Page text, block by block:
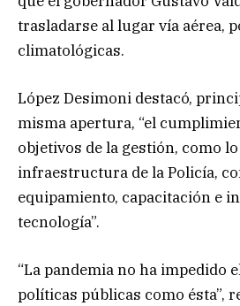
trasladarse al lugar vía aérea,
climatológicas.
López Desimoni destacó,
misma apertura, “el
objetivos de la gestión, como
infraestructura de la Policía,
equipamiento, capacitación e
tecnología”.
“La pandemia no ha impedido
políticas públicas como ésta”,